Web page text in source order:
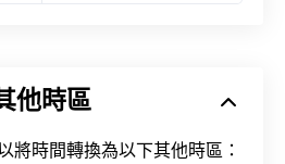
他時區
將時間轉換為以下其他時區：